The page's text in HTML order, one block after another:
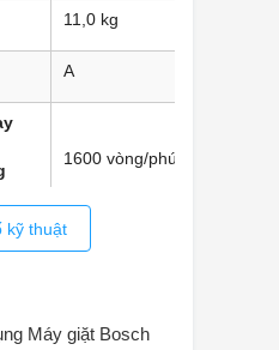
11,0 kg
A
1600 vòng/phút
845x598x590 mm
875x640x675 mm
kỹ thuật
Máy giặt Bosch